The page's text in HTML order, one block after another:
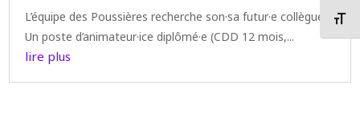
L’équipe des Poussières recherche son·sa futur·e collègue !
Un poste d’animateur·ice diplômé·e (CDD 12 mois,...
lire plus